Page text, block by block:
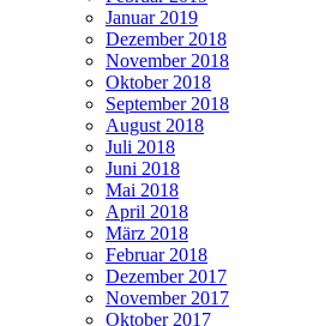
Januar 2019
Dezember 2018
November 2018
Oktober 2018
September 2018
August 2018
Juli 2018
Juni 2018
Mai 2018
April 2018
März 2018
Februar 2018
Dezember 2017
November 2017
Oktober 2017